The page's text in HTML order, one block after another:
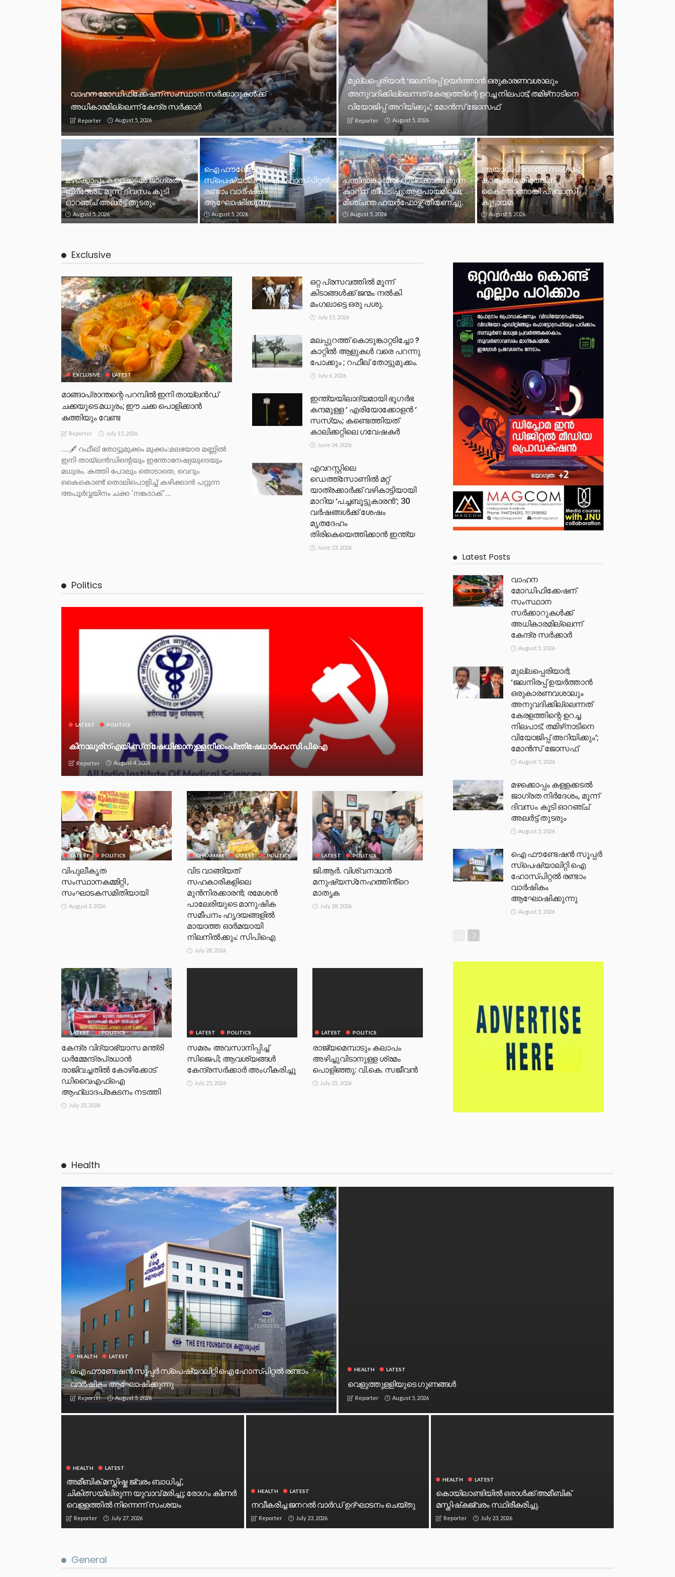
വാഹന മോഡിഫിക്കേഷന് സംസ്ഥാന സർക്കാറുകൾക്ക്
അധികാരമില്ലെന്ന് കേന്ദ്ര സർക്കാർ
Reporter August 5, 2026
മുല്ലപ്പെരിയാര്‍; ‘ജലനിരപ്പ് ഉയര്‍ത്താന്‍ ഒരുകാരണവശാലും
അനുവദിക്കില്ലെന്നത് കേരളത്തിന്റെ ഉറച്ച നിലപാട്; തമിഴ്‌നാടിനെ
വിയോജിപ്പ് അറിയിക്കും’; മോന്‍സ് ജോസഫ്
Reporter August 5, 2026
മഴക്കൊപ്പം കള്ളക്കടൽ ജാഗ്രത
നിർദേശം, മൂന്ന് ദിവസം കൂടി
ഓറഞ്ച് അലർട്ട് തുടരും
August 5, 2026
ഐ ഫൗണ്ടേഷൻ സൂപ്പർ
സ്പെഷ്യാലിറ്റി ഐ ഹോസ്പിറ്റൽ
രണ്ടാം വാർഷികം
ആഘോഷിക്കുന്നു
August 5, 2026
പന്തീരാങ്കാവിൽ ഓടിക്കൊണ്ടിരുന്ന
കാറിന് തീപിടിച്ചു;ആളപായമില്ല,
മീഞ്ചന്ത ഫയർഫോഴ്സ് തീയണച്ചു.
August 5, 2026
അയാദി പ്രവാസി സംഗമം;
കാരുണ്യതീരത്തിന്
കൈത്താങ്ങായി പ്രവാസി
കൂട്ടായ്മ
August 5, 2026
Exclusive
EXCLUSIVE LATEST
മാങ്ങാപ്രാന്തന്റെ പറമ്പിൽ ഇനി തായ്‌ലൻഡ്
ചക്കയുടെ മധുരം; ഈ ചക്ക പൊളിക്കാൻ
കത്തിയും വേണ്ട
Reporter July 15, 2026
....🖋️ റഫീഖ് തോട്ടുമുക്കം മുക്കം:മലയോര മണ്ണിൽ
ഇനി തായ്‌ലൻഡിൻ്റെയും ഇന്തോനേഷ്യയുടെയും
മധുരം. കത്തി പോലും തൊടാതെ, വെറും
കൈകൊണ്ട് തൊലിപൊളിച്ച് കഴിക്കാൻ പറ്റുന്ന
അപൂർവ്വയിനം ചക്ക 'നങ്കടാക്'...
ഒറ്റ പ്രസവത്തിൽ മൂന്ന്
കിടാങ്ങൾക്ക് ജന്മം നൽകി
മംഗലാട്ടെ ഒരു പശു.
July 15, 2026
മലപ്പുറത്ത് കൊടുങ്കാറ്റടിച്ചോ ?
കാറ്റിൽ ആളുകൾ വരെ പറന്നു
പോക്കും ; റഫീഖ് തോട്ടുമുക്കം.
July 6, 2026
ഇന്ത്യയിലാദ്യമായി ഭൂഗർഭ
കന്ദമുള്ള ‘ എരിയോക്കോളൻ ‘
സസ്യം; കണ്ടെത്തിയത്
കാലിക്കറ്റിലെ ഗവേഷകർ
June 24, 2026
എവറസ്റ്റിലെ
ഡെത്ത്‌സോണില്‍ മറ്റ്
യാത്രക്കാര്‍ക്ക് വഴികാട്ടിയായി
മാറിയ ‘പച്ചബൂട്ടുകാരന്‍’; 30
വര്‍ഷങ്ങള്‍ക്ക് ശേഷം
മൃതദേഹം
തിരികെയെത്തിക്കാന്‍ ഇന്ത്യ
June 23, 2026
Politics
LATEST POLITICS
കിനാലൂരിന് എയിംസ് നിഷേധിക്കാനുള്ള നീക്കം പ്രതിഷേധാർഹം: സി. പി.ഐ
Reporter August 4, 2026
LATEST POLITICS
വിപുലീകൃത
സംസ്ഥാനകമ്മിറ്റി ,
സംഘാടകസമിതിയായി
August 3, 2026
CHRAMAM LATEST POLITICS
വിട വാങ്ങിയത്
സഹകാരികളിലെ
മുൻനിരക്കാരൻ; രമേശൻ
പാലേരിയുടെ മാനുഷിക
സമീപനം ഹൃദയങ്ങളിൽ
മായാത്ത ഓർമയായി
നിലനിൽക്കും: സിപിഐ
July 28, 2026
LATEST POLITICS
ജി.ആർ. വിശ്വനാഥൻ
മനുഷ്യസ്‌നേഹത്തിൻ്റെ
മാതൃക
July 28, 2026
LATEST POLITICS
കേന്ദ്ര വിദ്യാഭ്യാസ മന്ത്രി
ധർമ്മേന്ദ്രപ്രധാൻ
രാജിവച്ചതിൽ കോഴിക്കോട്
ഡിവൈഎഫ്ഐ
ആഹ്ലാദപ്രകടനം നടത്തി
July 25, 2026
LATEST POLITICS
സമരം അവസാനിപ്പിച്ച്
സിജെപി; ആവശ്യങ്ങൾ
കേന്ദ്രസർക്കാർ അംഗീകരിച്ചു
July 25, 2026
LATEST POLITICS
രാജ്യമെമ്പാടും കലാപം
അഴിച്ചുവിടാനുള്ള ശ്രമം
പൊളിഞ്ഞു: വി.കെ. സജീവൻ
July 25, 2026
Latest Posts
വാഹന
മോഡിഫിക്കേഷന്
സംസ്ഥാന
സർക്കാറുകൾക്ക്
അധികാരമില്ലെന്ന്
കേന്ദ്ര സർക്കാർ
August 5, 2026
മുല്ലപ്പെരിയാര്‍;
‘ജലനിരപ്പ് ഉയര്‍ത്താന്‍
ഒരുകാരണവശാലും
അനുവദിക്കില്ലെന്നത്
കേരളത്തിന്റെ ഉറച്ച
നിലപാട്; തമിഴ്‌നാടിനെ
വിയോജിപ്പ് അറിയിക്കും’;
മോന്‍സ് ജോസഫ്
August 5, 2026
മഴക്കൊപ്പം കള്ളക്കടൽ
ജാഗ്രത നിർദേശം, മൂന്ന്
ദിവസം കൂടി ഓറഞ്ച്
അലർട്ട് തുടരും
August 5, 2026
ഐ ഫൗണ്ടേഷൻ സൂപ്പർ
സ്പെഷ്യാലിറ്റി ഐ
ഹോസ്പിറ്റൽ രണ്ടാം
വാർഷികം
ആഘോഷിക്കുന്നു
August 5, 2026
Health
HEALTH LATEST
ഐ ഫൗണ്ടേഷൻ സൂപ്പർ സ്പെഷ്യാലിറ്റി ഐ ഹോസ്പിറ്റൽ രണ്ടാം
വാർഷികം ആഘോഷിക്കുന്നു
Reporter August 5, 2026
HEALTH LATEST
വെളുത്തുള്ളിയുടെ ഗുണങ്ങൾ
Reporter August 5, 2026
HEALTH LATEST
അമീബിക് മസ്തിഷ്ക ജ്വരം ബാധിച്ച് ,
ചികിത്സയിലിരുന്ന യുവാവ് മരിച്ചു; രോഗം കിണർ
വെള്ളത്തിൽ നിന്നെന്ന് സംശയം
Reporter July 27, 2026
HEALTH LATEST
നവീകരിച്ച ജനറൽ വാർഡ് ഉദ്ഘാടനം ചെയ്തു
Reporter July 23, 2026
HEALTH LATEST
കൊയിലാണ്ടിയിൽ ഒരാൾക്ക് അമീബിക്
മസ്തിഷ്‌കജ്വരം സ്ഥിരീകരിച്ചു.
Reporter July 23, 2026
General